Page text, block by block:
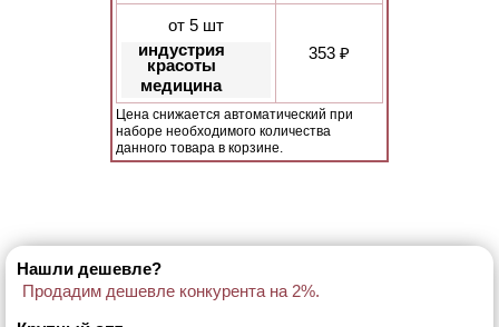
от 5 шт
индустрия
красоты
медицина
353 ₽
Цена снижается автоматический при
наборе необходимого количества
данного товара в корзине.
Нашли дешевле?
Продадим дешевле конкурента на 2%.